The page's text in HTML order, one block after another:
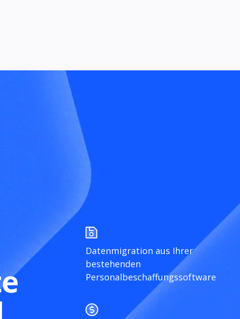
Datenmigration aus Ihrer
bestehenden
Personalbeschaffungssoftware